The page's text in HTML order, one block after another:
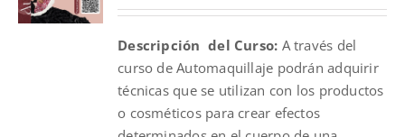
$210.00.$190.00.
Descripción del Curso: A través del
curso de Automaquillaje podrán adquirir
técnicas que se utilizan con los productos
o cosméticos para crear efectos